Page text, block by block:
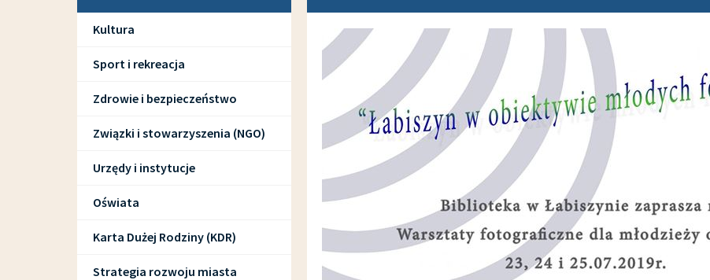
Kultura
Sport i rekreacja
Zdrowie i bezpieczeństwo
Związki i stowarzyszenia (NGO)
Urzędy i instytucje
Oświata
Karta Dużej Rodziny (KDR)
Strategia rozwoju miasta